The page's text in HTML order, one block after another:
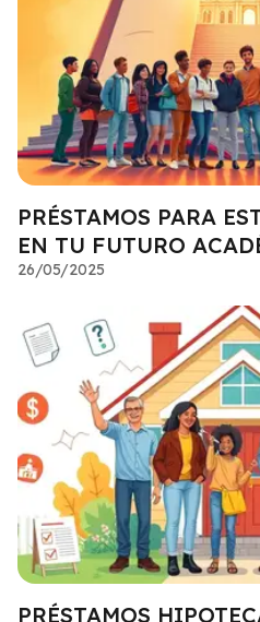
PRÉSTAMOS PARA
EN TU FUTURO
26/05/2025
PRÉSTAMOS